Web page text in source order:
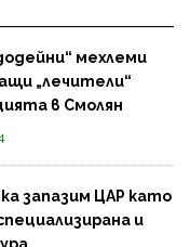
мехлеми
„лечители“
в Смолян
запазим ЦАР като
и